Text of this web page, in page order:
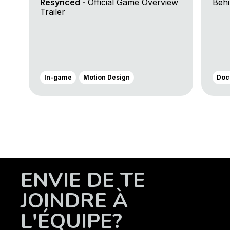
Resynced - Official Game Overview
Trailer
In-game Motion Design
ENVIE DE TE
JOINDRE À
L'ÉQUIPE?